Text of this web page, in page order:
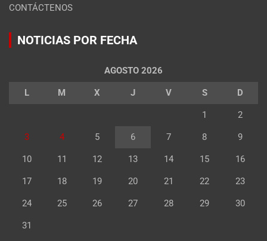
CONTÁCTENOS
NOTICIAS POR FECHA
AGOSTO 2026
L M X J V S D
1 2
3 4 5 6 7 8 9
10 11 12 13 14 15 16
17 18 19 20 21 22 23
24 25 26 27 28 29 30
31